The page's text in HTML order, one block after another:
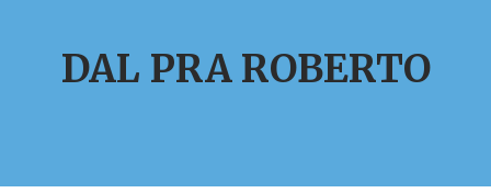
DAL PRA ROBERTO